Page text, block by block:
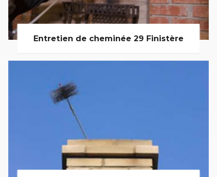
Entretien de cheminée 29 Finistère